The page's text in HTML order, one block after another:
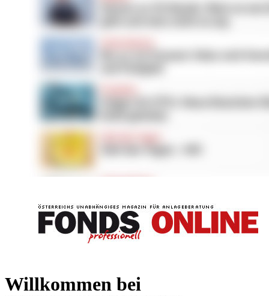
Willkommen bei